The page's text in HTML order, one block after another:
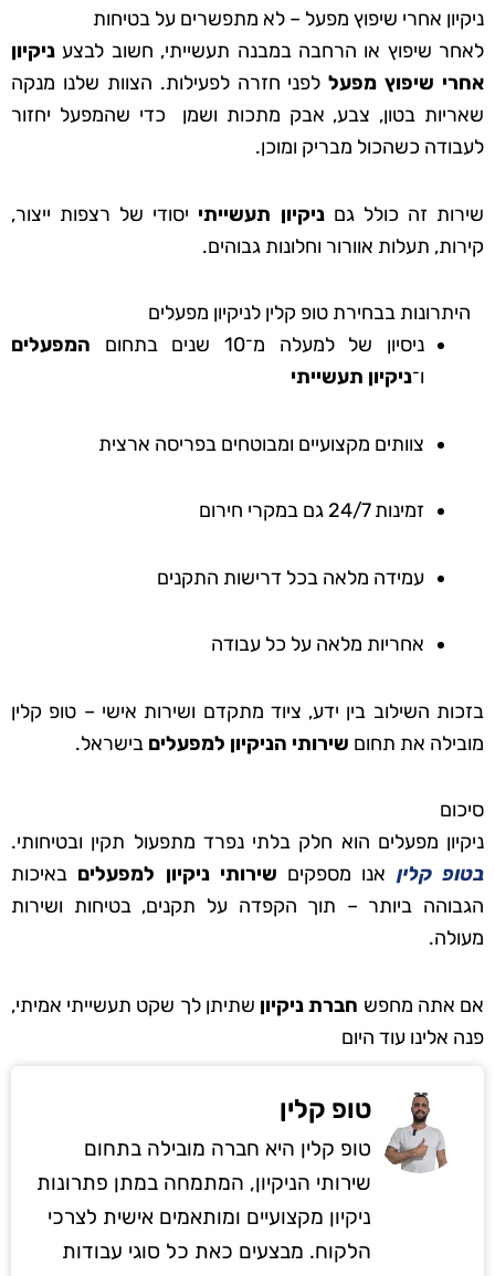
ניקיון אחרי שיפוץ מפעל – לא מתפשרים על בטיחות
לאחר שיפוץ או הרחבה במבנה תעשייתי, חשוב לבצע ניקיון
אחרי שיפוץ מפעללפני חזרה לפעילות. הצוות שלנו מנקה
שאריות בטון, צבע, אבק מתכות ושמן כדי שהמפעל יחזור
לעבודה כשהכול מבריק ומוכן.
שירות זה כולל גםניקיון תעשייתי יסודי של רצפות ייצור,
קירות, תעלות אוורור וחלונות גבוהים.
היתרונות בבחירת טופ קלין לניקיון מפעלים
ניסיון של למעלה מ־10 שנים בתחום
המפעלים
ו־ניקיון תעשייתי
צוותים מקצועיים ומבוטחים בפריסה ארצית
זמינות 24/7 גם במקרי חירום
עמידה מלאה בכל דרישות התקנים
אחריות מלאה על כל עבודה
בזכות השילוב בין ידע, ציוד מתקדם ושירות אישי – טופ קלין
מובילה את תחום שירותי הניקיון למפעלים בישראל.
סיכום
ניקיון מפעלים הוא חלק בלתי נפרד מתפעול תקין ובטיחותי.
בטופ קלין אנו מספקים שירותי ניקיון למפעלים באיכות
הגבוהה ביותר – תוך הקפדה על תקנים, בטיחות ושירות
מעולה.
אם אתה מחפש חברת ניקיון שתיתן לך שקט תעשייתי אמיתי,
פנה אלינו עוד היום
טופ קלין
טופ קלין היא חברה מובילה בתחום
שירותי הניקיון, המתמחה במתן פתרונות
ניקיון מקצועיים ומותאמים אישית לצרכי
הלקוח. מבצעים כאת כל סוגי עבודות